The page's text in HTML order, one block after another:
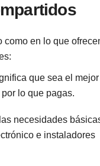
como en lo que
que sea el mejor
lo que pagas.
necesidades
e instaladores